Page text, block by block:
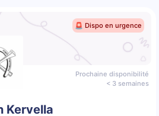
🚨 Dispo en urgence
Prochaine disponibilité
< 3 semaines
Kervella